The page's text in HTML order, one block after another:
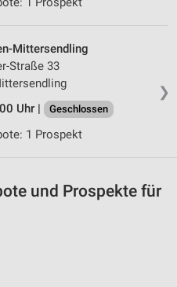
❯
Mittersendling
Straße 33
Uhr |
Geschlossen
1 Prospekt
und Prospekte für